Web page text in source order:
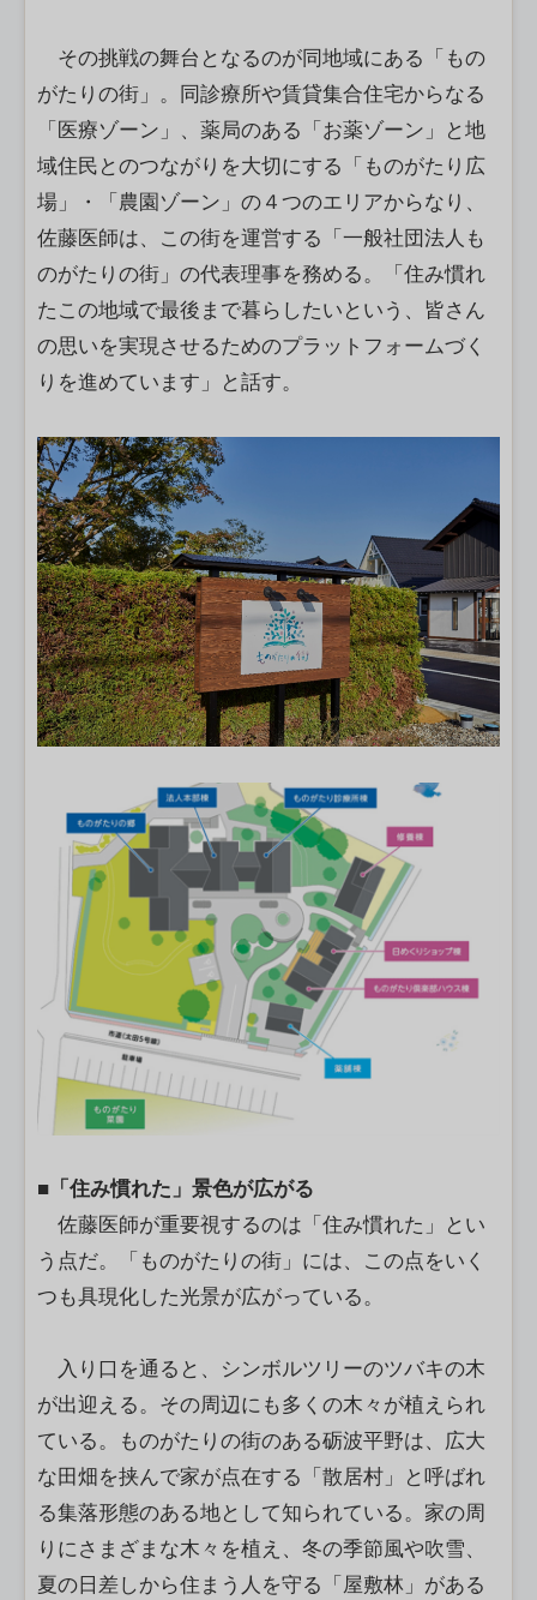
その挑戦の舞台となるのが同地域にある「もの
がたりの街」。同診療所や賃貸集合住宅からなる
「医療ゾーン」、薬局のある「お薬ゾーン」と地
域住民とのつながりを大切にする「ものがたり広
場」・「農園ゾーン」の４つのエリアからなり、
佐藤医師は、この街を運営する「一般社団法人も
のがたりの街」の代表理事を務める。「住み慣れ
たこの地域で最後まで暮らしたいという、皆さん
の思いを実現させるためのプラットフォームづく
りを進めています」と話す。
■「住み慣れた」景色が広がる
佐藤医師が重要視するのは「住み慣れた」とい
う点だ。「ものがたりの街」には、この点をいく
つも具現化した光景が広がっている。
入り口を通ると、シンボルツリーのツバキの木
が出迎える。その周辺にも多くの木々が植えられ
ている。ものがたりの街のある砺波平野は、広大
な田畑を挟んで家が点在する「散居村」と呼ばれ
る集落形態のある地として知られている。家の周
りにさまざまな木々を植え、冬の季節風や吹雪、
夏の日差しから住まう人を守る「屋敷林」がある